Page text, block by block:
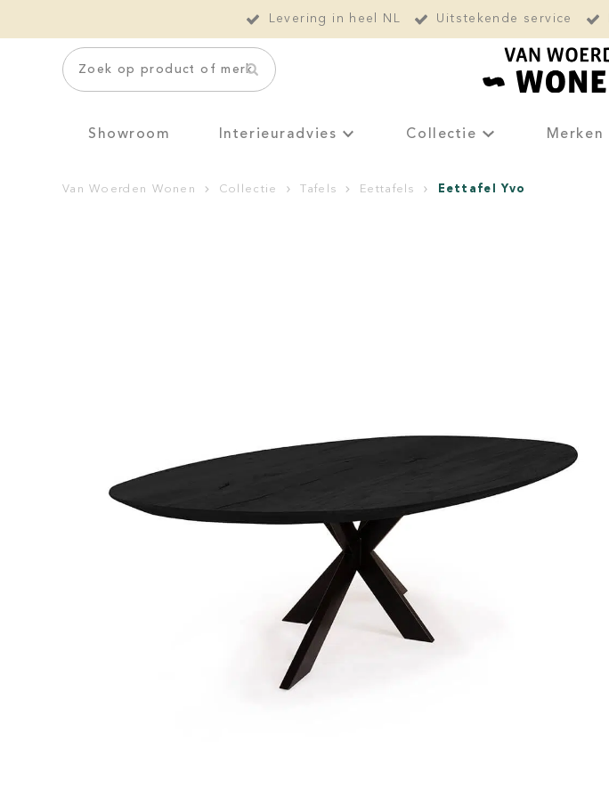
Levering in heel NL Uitstekende service
Zoek op product of merk
Showroom Interieuradvies Collectie Merken
Van Woerden Wonen Collectie Tafels Eettafels Eettafel Yvo